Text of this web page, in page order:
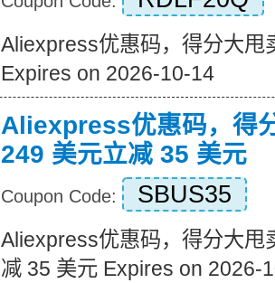
Aliexpress优惠码，得分大甩
Expires on 2026-10-14
Aliexpress优惠码，得
249 美元立减 35 美元
Coupon Code: SBUS35
Aliexpress优惠码，得分大甩
减 35 美元 Expires on 2026-